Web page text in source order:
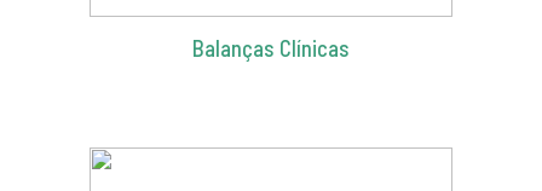
Balanças Clínicas